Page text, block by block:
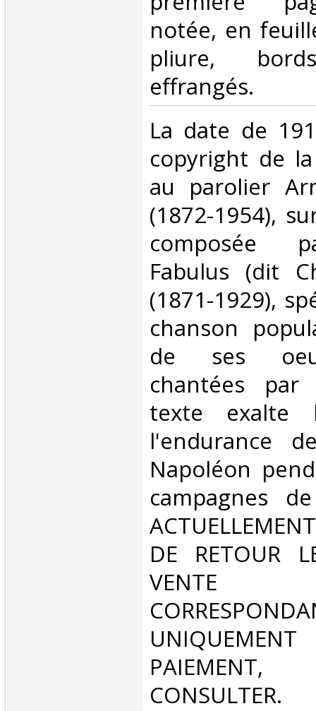
notée, en
pliure,
effrangés.‎
‎La date de
copyright de
au parolier
(1872-1954),
composée
Fabulus (dit
(1871-1929),
chanson
de ses
chantées par
texte exalte
l'endurance
Napoléon
campagnes
DE RETOUR
CONSULTER.‎